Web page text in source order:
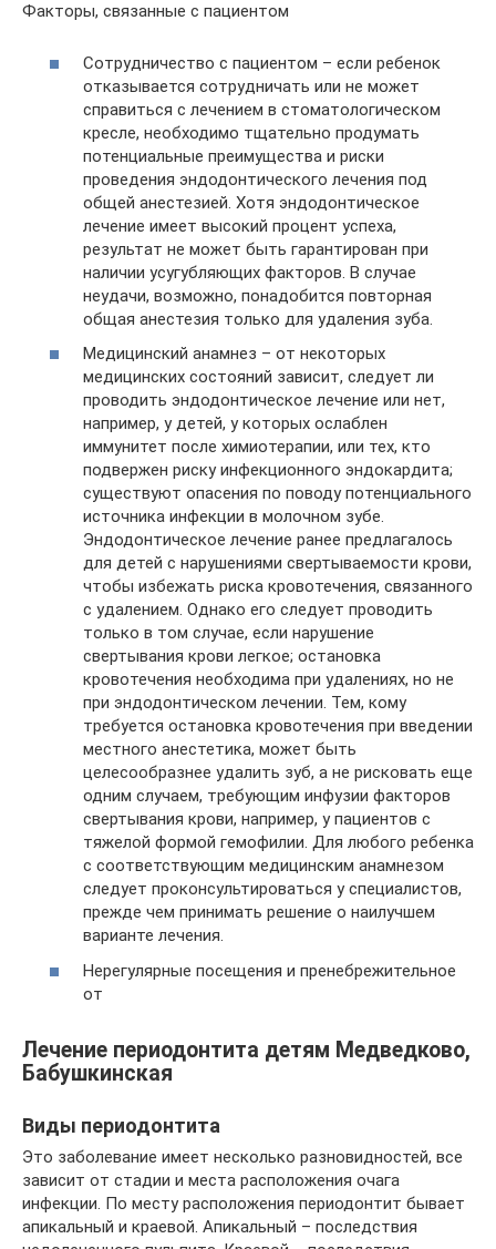
Факторы, связанные с пациентом
Сотрудничество с пациентом – если ребенок
отказывается сотрудничать или не может
справиться с лечением в стоматологическом
кресле, необходимо тщательно продумать
потенциальные преимущества и риски
проведения эндодонтического лечения под
общей анестезией. Хотя эндодонтическое
лечение имеет высокий процент успеха,
результат не может быть гарантирован при
наличии усугубляющих факторов. В случае
неудачи, возможно, понадобится повторная
общая анестезия только для удаления зуба.
Медицинский анамнез – от некоторых
медицинских состояний зависит, следует ли
проводить эндодонтическое лечение или нет,
например, у детей, у которых ослаблен
иммунитет после химиотерапии, или тех, кто
подвержен риску инфекционного эндокардита;
существуют опасения по поводу потенциального
источника инфекции в молочном зубе.
Эндодонтическое лечение ранее предлагалось
для детей с нарушениями свертываемости крови,
чтобы избежать риска кровотечения, связанного
с удалением. Однако его следует проводить
только в том случае, если нарушение
свертывания крови легкое; остановка
кровотечения необходима при удалениях, но не
при эндодонтическом лечении. Тем, кому
требуется остановка кровотечения при введении
местного анестетика, может быть
целесообразнее удалить зуб, а не рисковать еще
одним случаем, требующим инфузии факторов
свертывания крови, например, у пациентов с
тяжелой формой гемофилии. Для любого ребенка
с соответствующим медицинским анамнезом
следует проконсультироваться у специалистов,
прежде чем принимать решение о наилучшем
варианте лечения.
Нерегулярные посещения и пренебрежительное
от
Лечение периодонтита детям Медведково,
Бабушкинская
Виды периодонтита
Это заболевание имеет несколько разновидностей, все
зависит от стадии и места расположения очага
инфекции. По месту расположения периодонтит бывает
апикальный и краевой. Апикальный – последствия